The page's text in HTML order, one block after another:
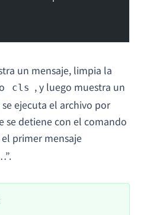
un mensaje, limpia la
cls , y luego muestra un
ejecuta el archivo por
se detiene con el comando
primer mensaje